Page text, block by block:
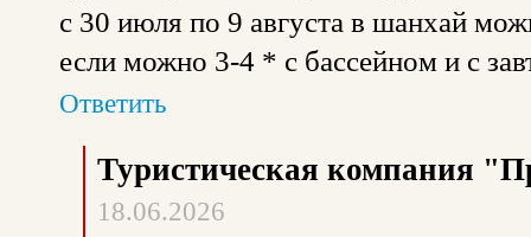
с 30 июля по 9 августа в шанхай
если можно 3-4 * с бассейном и с
Ответить
Туристическая компания
18.06.2026